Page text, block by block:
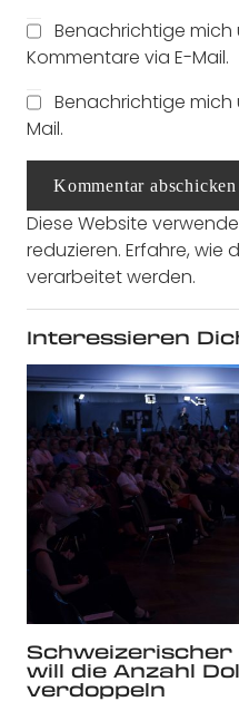
Benachrichtige
Kommentare via E-Mail.
Benachrichtige mich
Mail.
Kommentar abschicken
Diese Website
reduzieren. Erfahre, wie
verarbeitet werden.
Interessieren
Schweizerischer
will die Anzahl
verdoppeln